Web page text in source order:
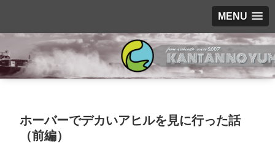
MENU
ホーバーでデカいアヒルを見に行った話
（前編）